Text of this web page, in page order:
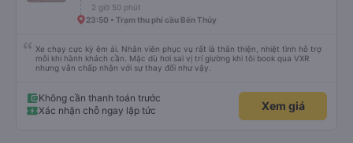
2 giờ 50 phút
23:50 • Trạm thu phí cầu Bến Thủy
Xe chạy cực kỳ êm ái. Nhân viên phục vụ rất là thân thiện, nhiệt tình hỗ trợ
mỗi khi hành khách cần. Mặc dù hơi sai vị trí giường khi tôi book qua VXR
nhưng vẫn chấp nhận với sự thay đổi như vậy.
Không cần thanh toán trước
Xác nhận chỗ ngay lập tức
Xem giá